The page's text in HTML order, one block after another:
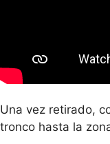
Una vez retirado,
tronco hasta la